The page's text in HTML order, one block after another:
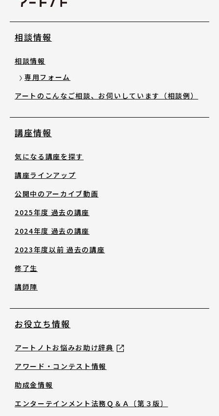
公開中のアーカイブ動画
2025年度 過去の講座
2023年度以前 過去の講座
修了生
お役立ち情報
アートノトお悩みお助け辞典
アワード・コンテスト情報
助成金情報
相談情報
相談情報
専用フォーム
アートのこんなご相談、お伺いしています（相談例）
講座情報
気になる講座を探す
講座ラインアップ
公開中のアーカイブ動画
2025年度 過去の講座
2024年度 過去の講座
2023年度以前 過去の講座
修了生
講師陣
お役立ち情報
アートノトお悩みお助け辞典
アワード・コンテスト情報
助成金情報
エンターテインメント法務Ｑ＆Ａ〔第３版〕